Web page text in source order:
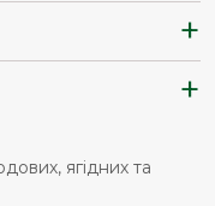
+
+
ягідних та